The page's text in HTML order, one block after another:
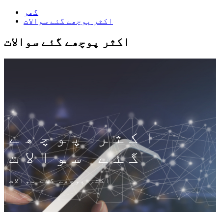
گھر
اکثر پوچھے گئے سوالات
اکثر پوچھے گئے سوالات
اکثر پوچھے
گئے سوالات
اکثر پوچھے گئے سوالات